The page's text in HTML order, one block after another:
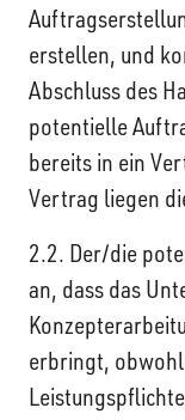
erstellen, und
Abschluss des
potentielle
bereits in ein
Vertrag liegen
2.2. Der/die
an, dass das
erbringt,